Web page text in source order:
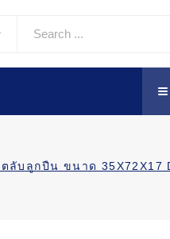
ลับลูกปืน ขนาด 35X72X17